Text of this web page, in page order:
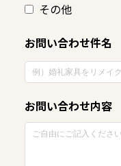
その他
お問い合わせ件名
お問い合わせ内容